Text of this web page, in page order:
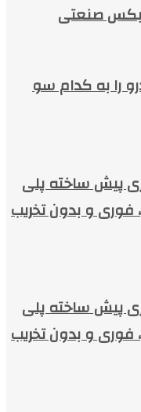
صنعتی
را به کدام سو
پیش ساخته پلی
فوری و بدون تخریب
پیش ساخته پلی
فوری و بدون تخریب